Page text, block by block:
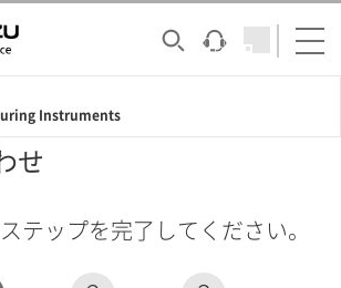
Instruments
せ
テップを完了してください。